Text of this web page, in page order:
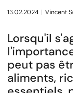
13.02.2024 Vincent
Lorsqu'il
peut pas
aliments,